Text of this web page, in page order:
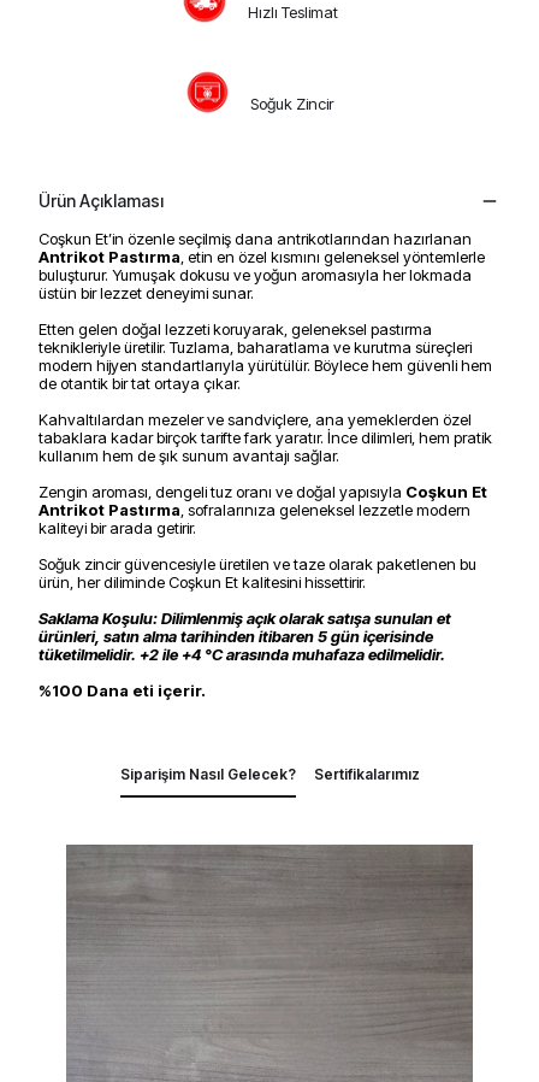
Hızlı Teslimat
Soğuk Zincir
Ürün Açıklaması
Coşkun Et’in özenle seçilmiş dana antrikotlarından hazırlanan
Antrikot Pastırma , etin en özel kısmını geleneksel yöntemlerle
buluşturur. Yumuşak dokusu ve yoğun aromasıyla her lokmada
üstün bir lezzet deneyimi sunar.
Etten gelen doğal lezzeti koruyarak, geleneksel pastırma
teknikleriyle üretilir. Tuzlama, baharatlama ve kurutma süreçleri
modern hijyen standartlarıyla yürütülür. Böylece hem güvenli hem
de otantik bir tat ortaya çıkar.
Kahvaltılardan mezeler ve sandviçlere, ana yemeklerden özel
tabaklara kadar birçok tarifte fark yaratır. İnce dilimleri, hem pratik
kullanım hem de şık sunum avantajı sağlar.
Zengin aroması, dengeli tuz oranı ve doğal yapısıyla Coşkun Et
Antrikot Pastırma , sofralarınıza geleneksel lezzetle modern
kaliteyi bir arada getirir.
Soğuk zincir güvencesiyle üretilen ve taze olarak paketlenen bu
ürün, her diliminde Coşkun Et kalitesini hissettirir.
Saklama Koşulu: Dilimlenmiş açık olarak satışa sunulan et
ürünleri, satın alma tarihinden itibaren 5 gün içerisinde
tüketilmelidir. +2 ile +4 °C arasında muhafaza edilmelidir.
%100 Dana eti içerir.
Siparişim Nasıl Gelecek? Sertifikalarımız